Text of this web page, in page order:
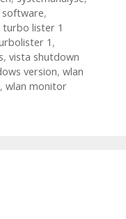
software,
turbo lister 1
1 ,
, vista shutdown
version, wlan
, wlan monitor